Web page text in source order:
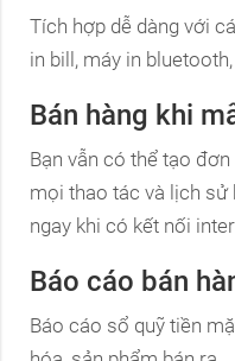
Tích hợp dễ dàng với
in bill, máy in
Bán hàng khi
Bạn vẫn có thể tạo
mọi thao tác và lịch sử
ngay khi có kết nối
Báo cáo bán
Báo cáo sổ quỹ tiền